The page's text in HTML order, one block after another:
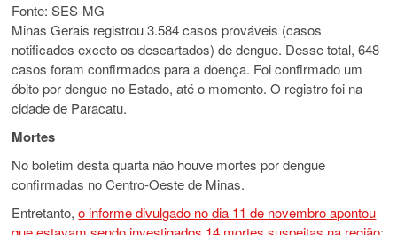
Fonte: SES-MG
Minas Gerais registrou 3.584 casos prováveis (casos
notificados exceto os descartados) de dengue. Desse total, 648
casos foram confirmados para a doença. Foi confirmado um
óbito por dengue no Estado, até o momento. O registro foi na
cidade de Paracatu.
Mortes
No boletim desta quarta não houve mortes por dengue
confirmadas no Centro-Oeste de Minas.
Entretanto,o informe divulgado no dia 11 de novembro apontou